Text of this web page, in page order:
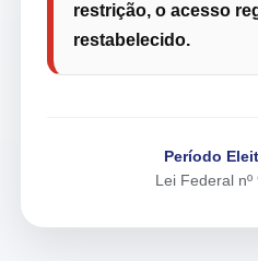
restrição, o acesso
restabelecido.
Período
Lei Federal